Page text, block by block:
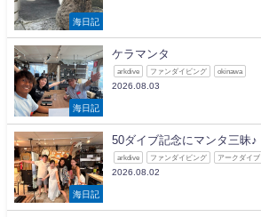
海日記
海日記
ケラマンタ
arkdive ファンダイビング okinawa
2026.08.03
海日記
50ダイブ記念にマンタ三昧♪
arkdive ファンダイビング アークダイブ
2026.08.02